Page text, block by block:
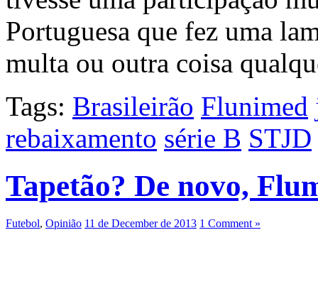
Portuguesa que fez uma
multa ou outra coisa
Tags: Brasileirão Flunimed
rebaixamento série B STJD
Tapetão? De novo,
Futebol, Opinião 11 de December de 2013 1 Comment »